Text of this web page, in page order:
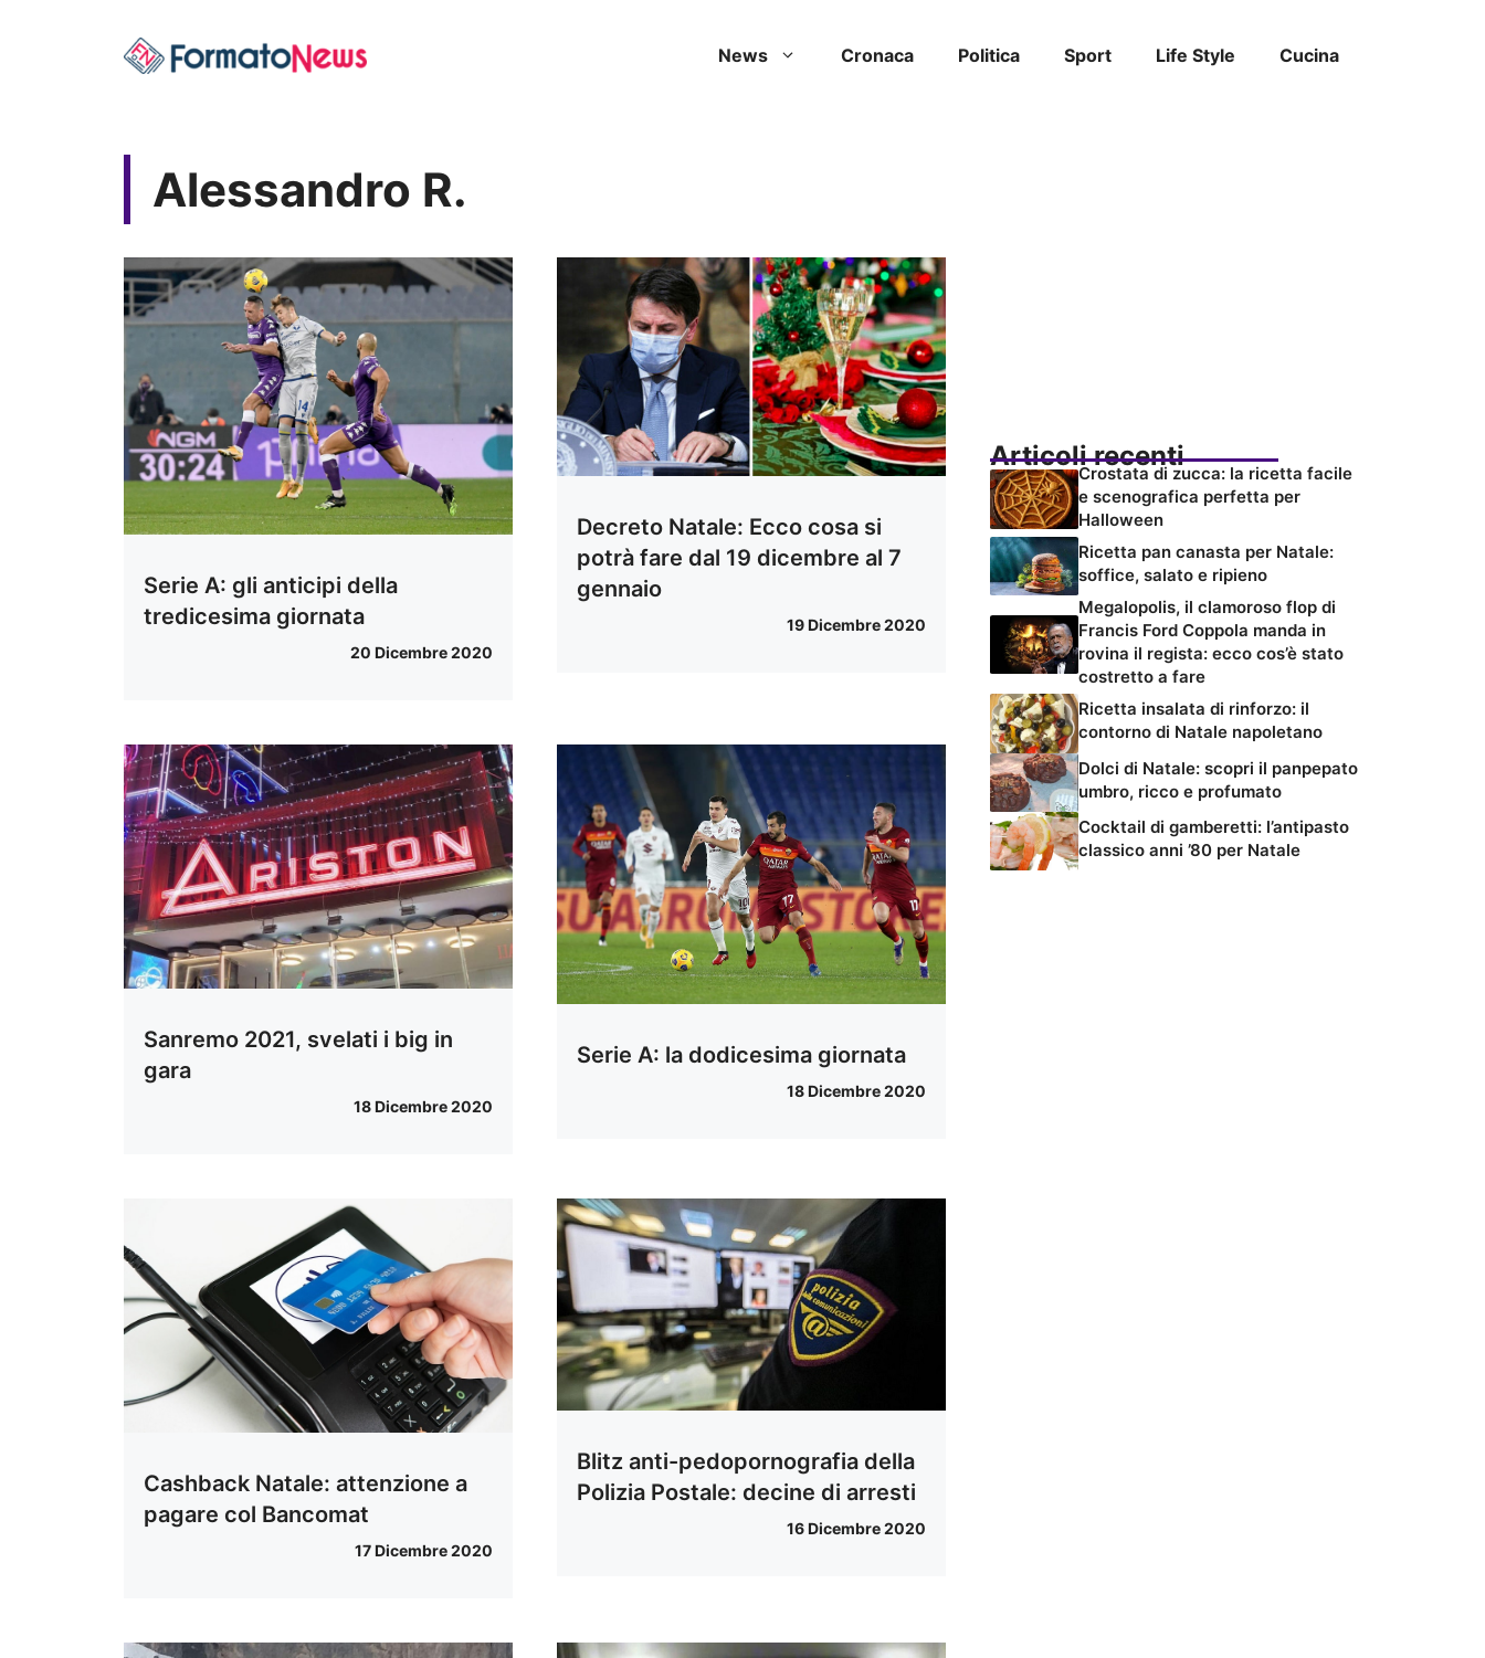
News Cronaca Politica Sport Life Style Cucina
Alessandro R.
Serie A: gli anticipi della
tredicesima giornata
20 Dicembre 2020
Decreto Natale: Ecco cosa si
potrà fare dal 19 dicembre al 7
gennaio
19 Dicembre 2020
Sanremo 2021, svelati i big in
gara
18 Dicembre 2020
Serie A: la dodicesima giornata
18 Dicembre 2020
Cashback Natale: attenzione a
pagare col Bancomat
17 Dicembre 2020
Blitz anti-pedopornografia della
Polizia Postale: decine di arresti
16 Dicembre 2020
Articoli recenti
Crostata di zucca: la ricetta facile
e scenografica perfetta per
Halloween
Ricetta pan canasta per Natale:
soffice, salato e ripieno
Megalopolis, il clamoroso flop di
Francis Ford Coppola manda in
rovina il regista: ecco cos’è stato
costretto a fare
Ricetta insalata di rinforzo: il
contorno di Natale napoletano
Dolci di Natale: scopri il panpepato
umbro, ricco e profumato
Cocktail di gamberetti: l’antipasto
classico anni ’80 per Natale